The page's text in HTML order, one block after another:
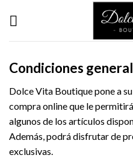
Condiciones
Dolce Vita Boutique pone a
compra online que le
algunos de los artículos
Además, podrá disfrutar de
exclusivas.